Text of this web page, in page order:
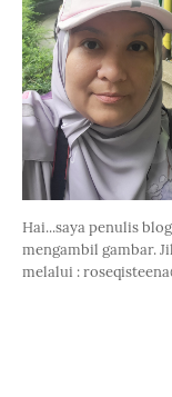
Hai...saya penulis
mengambil gambar.
melalui :